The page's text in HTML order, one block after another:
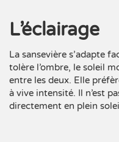
L’éclairage
La sansevière s’adapte
tolère l’ombre, le soleil
entre les deux. Elle
à vive intensité. Il n’est
directement en plein